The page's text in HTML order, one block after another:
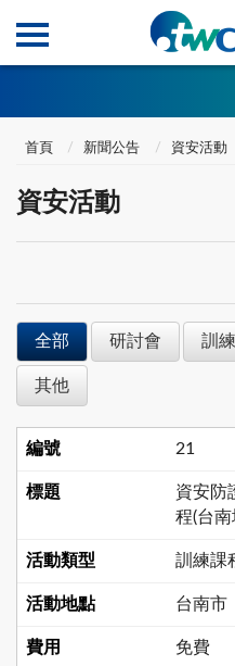
首頁 新聞公告 資安活動
資安活動
全部 研討會 訓
其他
21
資安防
程(台南
訓練課
台南市
免費